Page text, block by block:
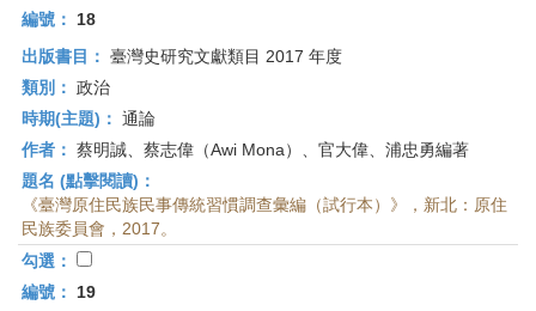
編號：
18
出版書目： 臺灣史研究文獻類目 2017 年度
類別： 政治
時期(主題)： 通論
作者： 蔡明誠、蔡志偉（Awi Mona）、官大偉、浦忠勇編著
題名 (點擊閱讀)：
《臺灣原住民族民事傳統習慣調查彙編（試行本）》，新北：原住
民族委員會，2017。
勾選：
編號：
19